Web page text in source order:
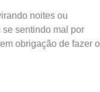
noites ou
sentindo mal por
obrigação de fazer o